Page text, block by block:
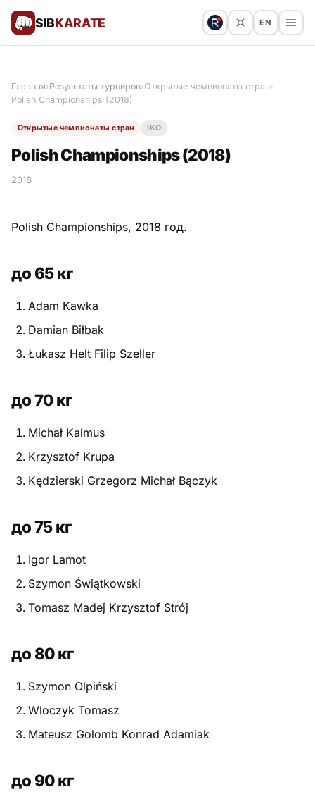
SIBKARATE EN
Все статьи
История и философия
Мастера киокушинкай
Питание
Психология бойца
Растяжка и ОФП
Терминология
Травмы
Тренировочный процесс
Турниры
Главная›Результаты турниров›Открытые чемпионаты стран›
Polish Championships (2018)
Открытые чемпионаты стран IKO
Polish Championships (2018)
2018
Polish Championships, 2018 год.
до 65 кг
Adam Kawka
Damian Biłbak
Łukasz Helt Filip Szeller
до 70 кг
Michał Kalmus
Krzysztof Krupa
Kędzierski Grzegorz Michał Bączyk
до 75 кг
Igor Lamot
Szymon Świątkowski
Tomasz Madej Krzysztof Strój
до 80 кг
Szymon Olpiński
Wloczyk Tomasz
Mateusz Golomb Konrad Adamiak
до 90 кг